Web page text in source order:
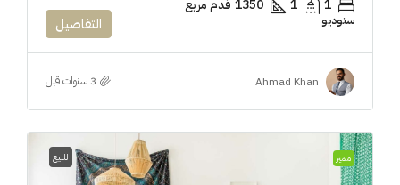
1
1
1350 قدم مربع
ستوديو التفاصيل
Ahmad Khan
مميز للبيع